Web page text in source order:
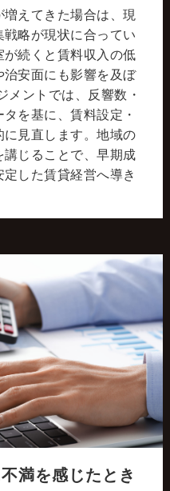
えてきた場合は、現
略が現状に合ってい
続くと賃料収入の低
安面にも影響を及ぼ
メントでは、反響数・
を基に、賃料設定・
見直します。地域の
講じることで、早期成
した賃貸経営へ導き
満を感じたとき